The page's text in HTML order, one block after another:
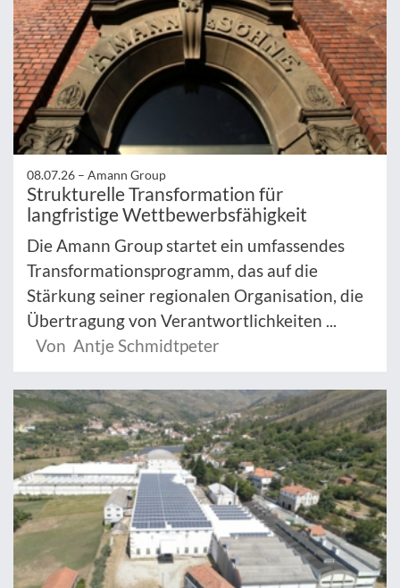
08.07.26 – Amann Group
Strukturelle Transformation für
langfristige Wettbewerbsfähigkeit
Die Amann Group startet ein umfassendes
Transformationsprogramm, das auf die
Stärkung seiner regionalen Organisation, die
Übertragung von Verantwortlichkeiten ...
Von Antje Schmidtpeter